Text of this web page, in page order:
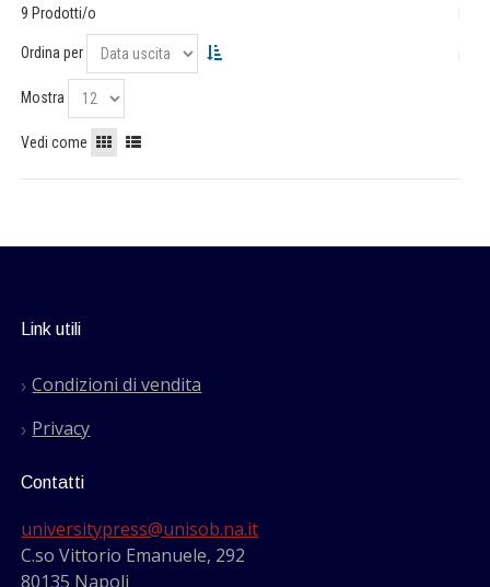
9 Prodotti/o
Ordina per
Mostra
Vedi come
Link utili
Condizioni di vendita
Privacy
Contatti
universitypress@unisob.na.it
C.so Vittorio Emanuele, 292
80135 Napoli